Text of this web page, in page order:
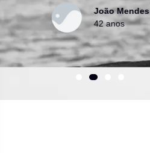
João Mendes
42 anos